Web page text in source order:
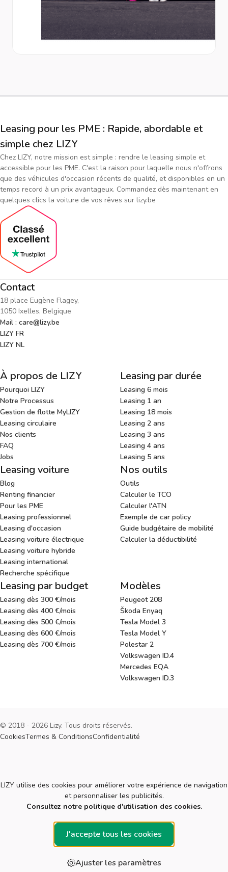
Leasing pour les PME : Rapide, abordable et
simple chez LIZY
Chez LIZY, notre mission est simple : rendre le leasing simple et
accessible pour les PME. C'est la raison pour laquelle nous n'offrons
que des véhicules d'occasion récents de qualité, et disponibles en un
temps record à un prix avantageux. Commandez dès maintenant en
quelques clics la voiture de vos rêves sur lizy.be
Contact
18 place Eugène Flagey,
1050 Ixelles, Belgique
Mail : care@lizy.be
LIZY FR
LIZY NL
À propos de LIZY
Pourquoi LIZY
Notre Processus
Gestion de flotte MyLIZY
Leasing circulaire
Nos clients
FAQ
Jobs
Leasing par durée
Leasing 6 mois
Leasing 1 an
Leasing 18 mois
Leasing 2 ans
Leasing 3 ans
Leasing 4 ans
Leasing 5 ans
Leasing voiture
Blog
Renting financier
Pour les PME
Leasing professionnel
Leasing d'occasion
Leasing voiture électrique
Leasing voiture hybride
Leasing international
Recherche spécifique
Nos outils
Outils
Calculer le TCO
Calculer l'ATN
Exemple de car policy
Guide budgétaire de mobilité
Calculer la déductibilité
Leasing par budget
Leasing dès 300 €/mois
Leasing dès 400 €/mois
Leasing dès 500 €/mois
Leasing dès 600 €/mois
Leasing dès 700 €/mois
Modèles
Peugeot 208
Škoda Enyaq
Tesla Model 3
Tesla Model Y
Polestar 2
Volkswagen ID.4
Mercedes EQA
Volkswagen ID.3
© 2018 - 2026 Lizy. Tous droits réservés.
CookiesTermes & ConditionsConfidentialité
Cookies
LIZY utilise des cookies pour améliorer votre expérience de navigation
et personnaliser les publicités.
Consultez notre politique d'utilisation des cookies.
J'accepte tous les cookies
Ajuster les paramètres